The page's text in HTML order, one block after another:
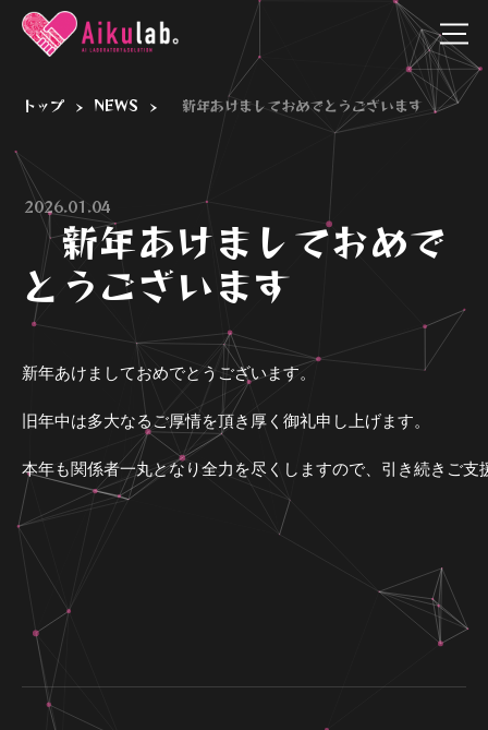
トップ > NEWS > 新年あけましておめでとうございます
2026.01.04
新年あけましておめで
とうございます
新年あけましておめでとうございます。
旧年中は多大なるご厚情を頂き厚く御礼申し上げます。
本年も関係者一丸となり全力を尽くしますので、引き続きご
株式会社
代表取
出水